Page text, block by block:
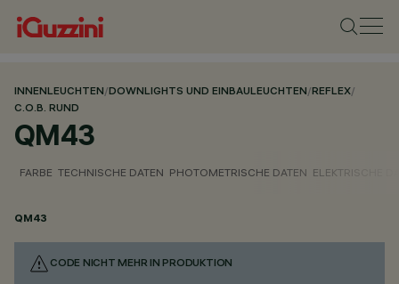
INNENLEUCHTEN/DOWNLIGHTS UND EINBAULEUCHTEN/REFLEX/
C.O.B. RUND
QM43
FARBE TECHNISCHE DATEN PHOTOMETRISCHE DATEN ELEKTRISCHE
QM43
CODE NICHT MEHR IN PRODUKTION